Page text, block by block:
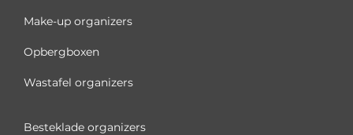
Besteklade organizers
Make-up organizers
Opbergboxen
Wastafel organizers